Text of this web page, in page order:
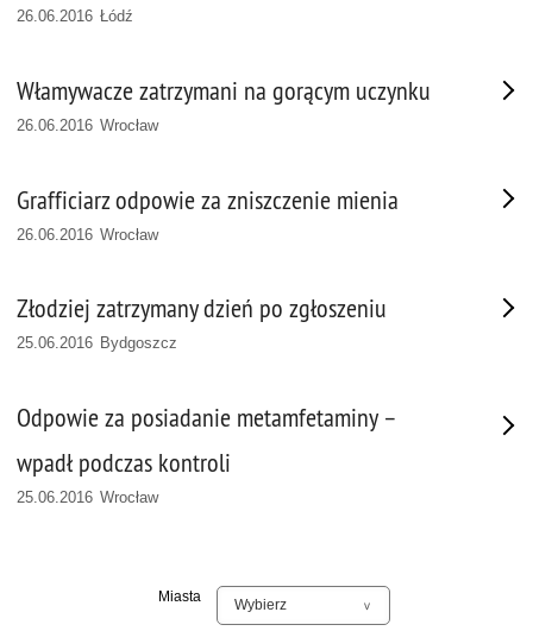
26.06.2016 Łódź
Włamywacze zatrzymani na gorącym uczynku
26.06.2016 Wrocław
Grafficiarz odpowie za zniszczenie mienia
26.06.2016 Wrocław
Złodziej zatrzymany dzień po zgłoszeniu
25.06.2016 Bydgoszcz
Odpowie za posiadanie metamfetaminy –
wpadł podczas kontroli
25.06.2016 Wrocław
Miasta